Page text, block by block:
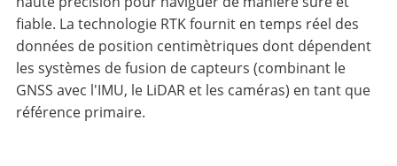
fiable. La technologie RTK fournit en temps réel des
données de position centimètriques dont dépendent
les systèmes de fusion de capteurs (combinant le
GNSS avec l'IMU, le LiDAR et les caméras) en tant que
référence primaire.